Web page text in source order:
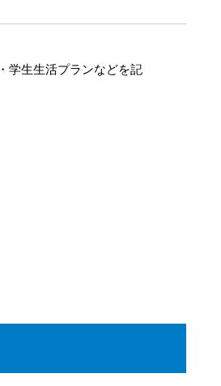
学生生活プランなどを記